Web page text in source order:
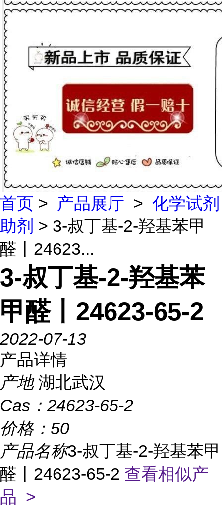
首页 > 产品展厅 > 化学试剂
助剂 > 3-叔丁基-2-羟基苯甲
醛丨24623...
3-叔丁基-2-羟基苯
甲醛丨24623-65-2
2022-07-13
产品详情
产地 湖北武汉
Cas： 24623-65-2
价格： 50
产品名称3-叔丁基-2-羟基苯甲
醛丨24623-65-2 查看相似产
品 >